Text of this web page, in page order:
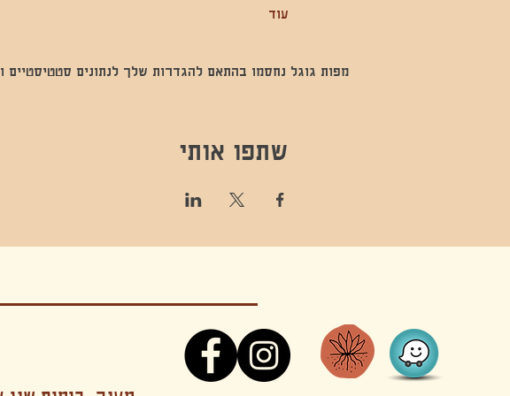
עוד
מפות גוגל נחסמו בהתאם להגדרות שלך לנתונים סטטיסטיים
שתפו אותי